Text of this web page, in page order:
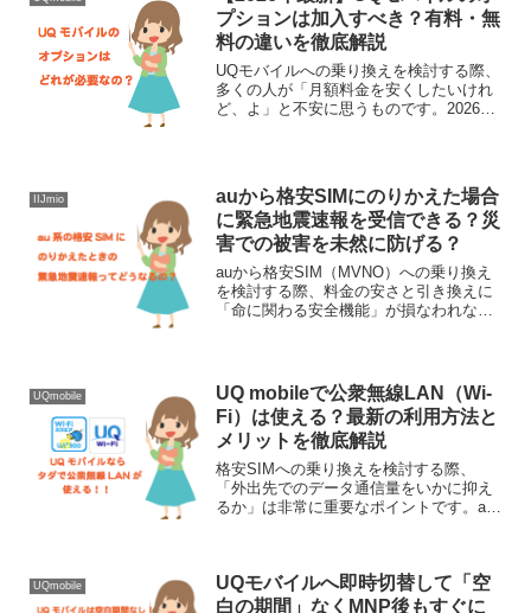
プションは加入すべき？有料・無
料の違いを徹底解説
UQモバイルへの乗り換えを検討する際、
多くの人が「月額料金を安くしたいけれ
ど、よ」と不安に思うものです。2026年
確になりました。...
IIJmio
auから格安SIMにのりかえた場合
に緊急地震速報を受信できる？災
害での被害を未然に防げる？
auから格安SIM（MVNO）への乗り換え
を検討する際、料金の安さと引き換えに
「命に関わる安全機能」が損なわれない
を分ける重要な役割...
UQmobile
UQ mobileで公衆無線LAN（Wi-
Fi）は使える？最新の利用方法と
メリットを徹底解説
格安SIMへの乗り換えを検討する際、
「外出先でのデータ通信量をいかに抑え
るか」は非常に重要なポイントです。au
た。しかし現...
UQmobile
UQモバイルへ即時切替して「空
白の期間」なくMNP後もすぐに